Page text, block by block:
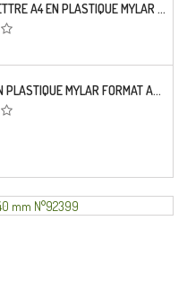
POCHOIR LETTRE A4 EN PLASTIQUE MYLAR ALPHABET LETTRES BRODWAY CAPITALES 20 MM
POCHOIR EN PLASTIQUE MYLAR FORMAT A4 (21*29.7CM) ALPHABET GERMANICA LETTRES CAPITALES ET CHIFFRES